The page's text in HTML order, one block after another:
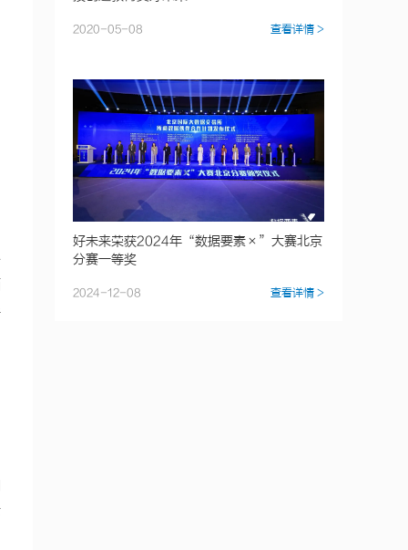
2020-05-08 查看详情 >
好未来荣获2024年“数据要素×”大赛北京
分赛一等奖
2024-12-08 查看详情 >